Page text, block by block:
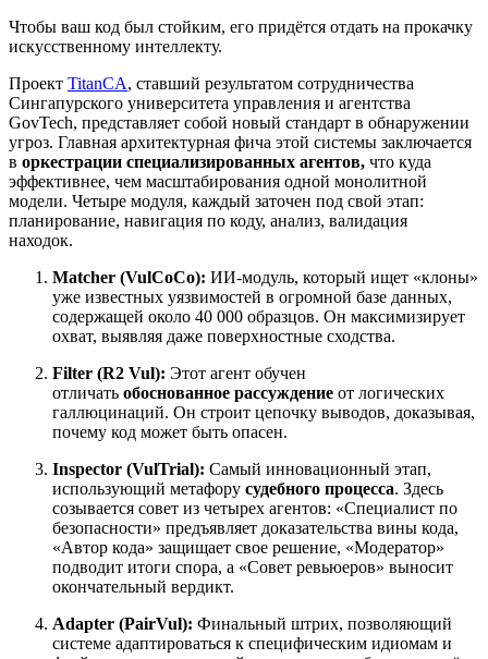
Чтобы ваш код был стойким, его придётся отдать на прокачку
искусственному интеллекту.
Проект TitanCA, ставший результатом сотрудничества
Сингапурского университета управления и агентства
GovTech, представляет собой новый стандарт в обнаружении
угроз. Главная архитектурная фича этой системы заключается
в оркестрации специализированных агентов, что куда
эффективнее, чем масштабирования одной монолитной
модели. Четыре модуля, каждый заточен под свой этап:
планирование, навигация по коду, анализ, валидация
находок.
Matcher (VulCoCo): ИИ-модуль, который ищет «клоны»
уже известных уязвимостей в огромной базе данных,
содержащей около 40 000 образцов. Он максимизирует
охват, выявляя даже поверхностные сходства.
Filter (R2 Vul): Этот агент обучен
отличать обоснованное рассуждение от логических
галлюцинаций. Он строит цепочку выводов, доказывая,
почему код может быть опасен.
Inspector (VulTrial): Самый инновационный этап,
использующий метафору судебного процесса. Здесь
созывается совет из четырех агентов: «Специалист по
безопасности» предъявляет доказательства вины кода,
«Автор кода» защищает свое решение, «Модератор»
подводит итоги спора, а «Совет ревьюеров» выносит
окончательный вердикт.
Adapter (PairVul): Финальный штрих, позволяющий
системе адаптироваться к специфическим идиомам и